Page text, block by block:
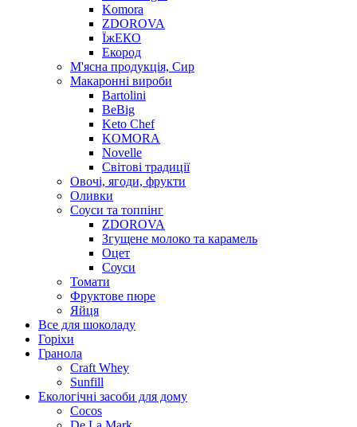
Komora
ZDOROVA
ЇжЕКО
Екород
М'ясна продукція, Сир
Макаронні вироби
Bartolini
BeBig
Keto Chef
KOMORA
Novelle
Світові традиції
Овочі, ягоди, фрукти
Оливки
Соуси та топпінг
ZDOROVA
Згущене молоко та карамель
Оцет
Соуси
Томати
Фруктове пюре
Яйця
Все для шоколаду
Горіхи
Гранола
Craft Whey
Sunfill
Екологічні засоби для дому
Cocos